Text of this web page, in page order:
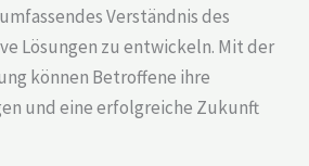
Verständnis des
Lösungen zu entwickeln. Mit der
können Betroffene ihre
und eine erfolgreiche Zukunft